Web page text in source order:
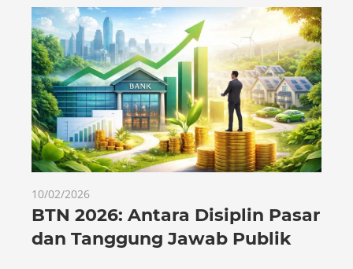
10/02/2026
BTN 2026: Antara Disiplin Pasar
dan Tanggung Jawab Publik